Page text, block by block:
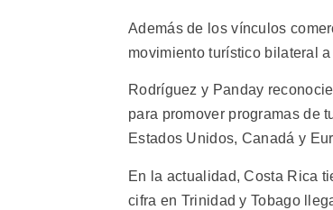
Además de los vínculos
movimiento turístico bilateral
Rodríguez y Panday
para promover programas de
Estados Unidos, Canadá y
En la actualidad, Costa Rica
cifra en Trinidad y Tobago